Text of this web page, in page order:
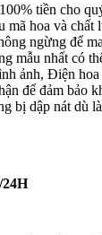
tiền cho
mã hoa và
ngừng để
mẫu nhất có
ảnh, Điện
để đảm bảo
bị dập nát dù